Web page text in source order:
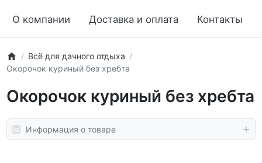
О компании Доставка и оплата Контакты
Всё для дачного отдыха
Окорочок куриный без хребта
Окорочок куриный без хребта
Информация о товаре